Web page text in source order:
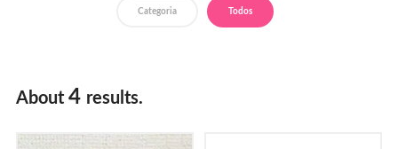
Categoria Todos
About 4 results.